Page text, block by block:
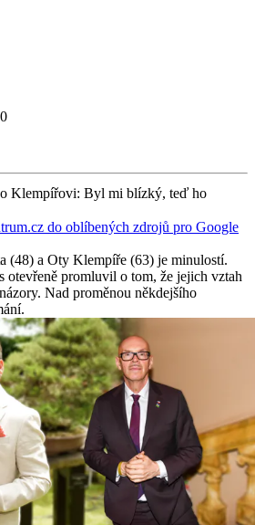
Klempířovi: Byl mi blízký, teď ho
do oblíbených zdrojů pro Google
(48) a Oty Klempíře (63) je minulostí.
otevřeně promluvil o tom, že jejich vztah
Nad proměnou někdejšího